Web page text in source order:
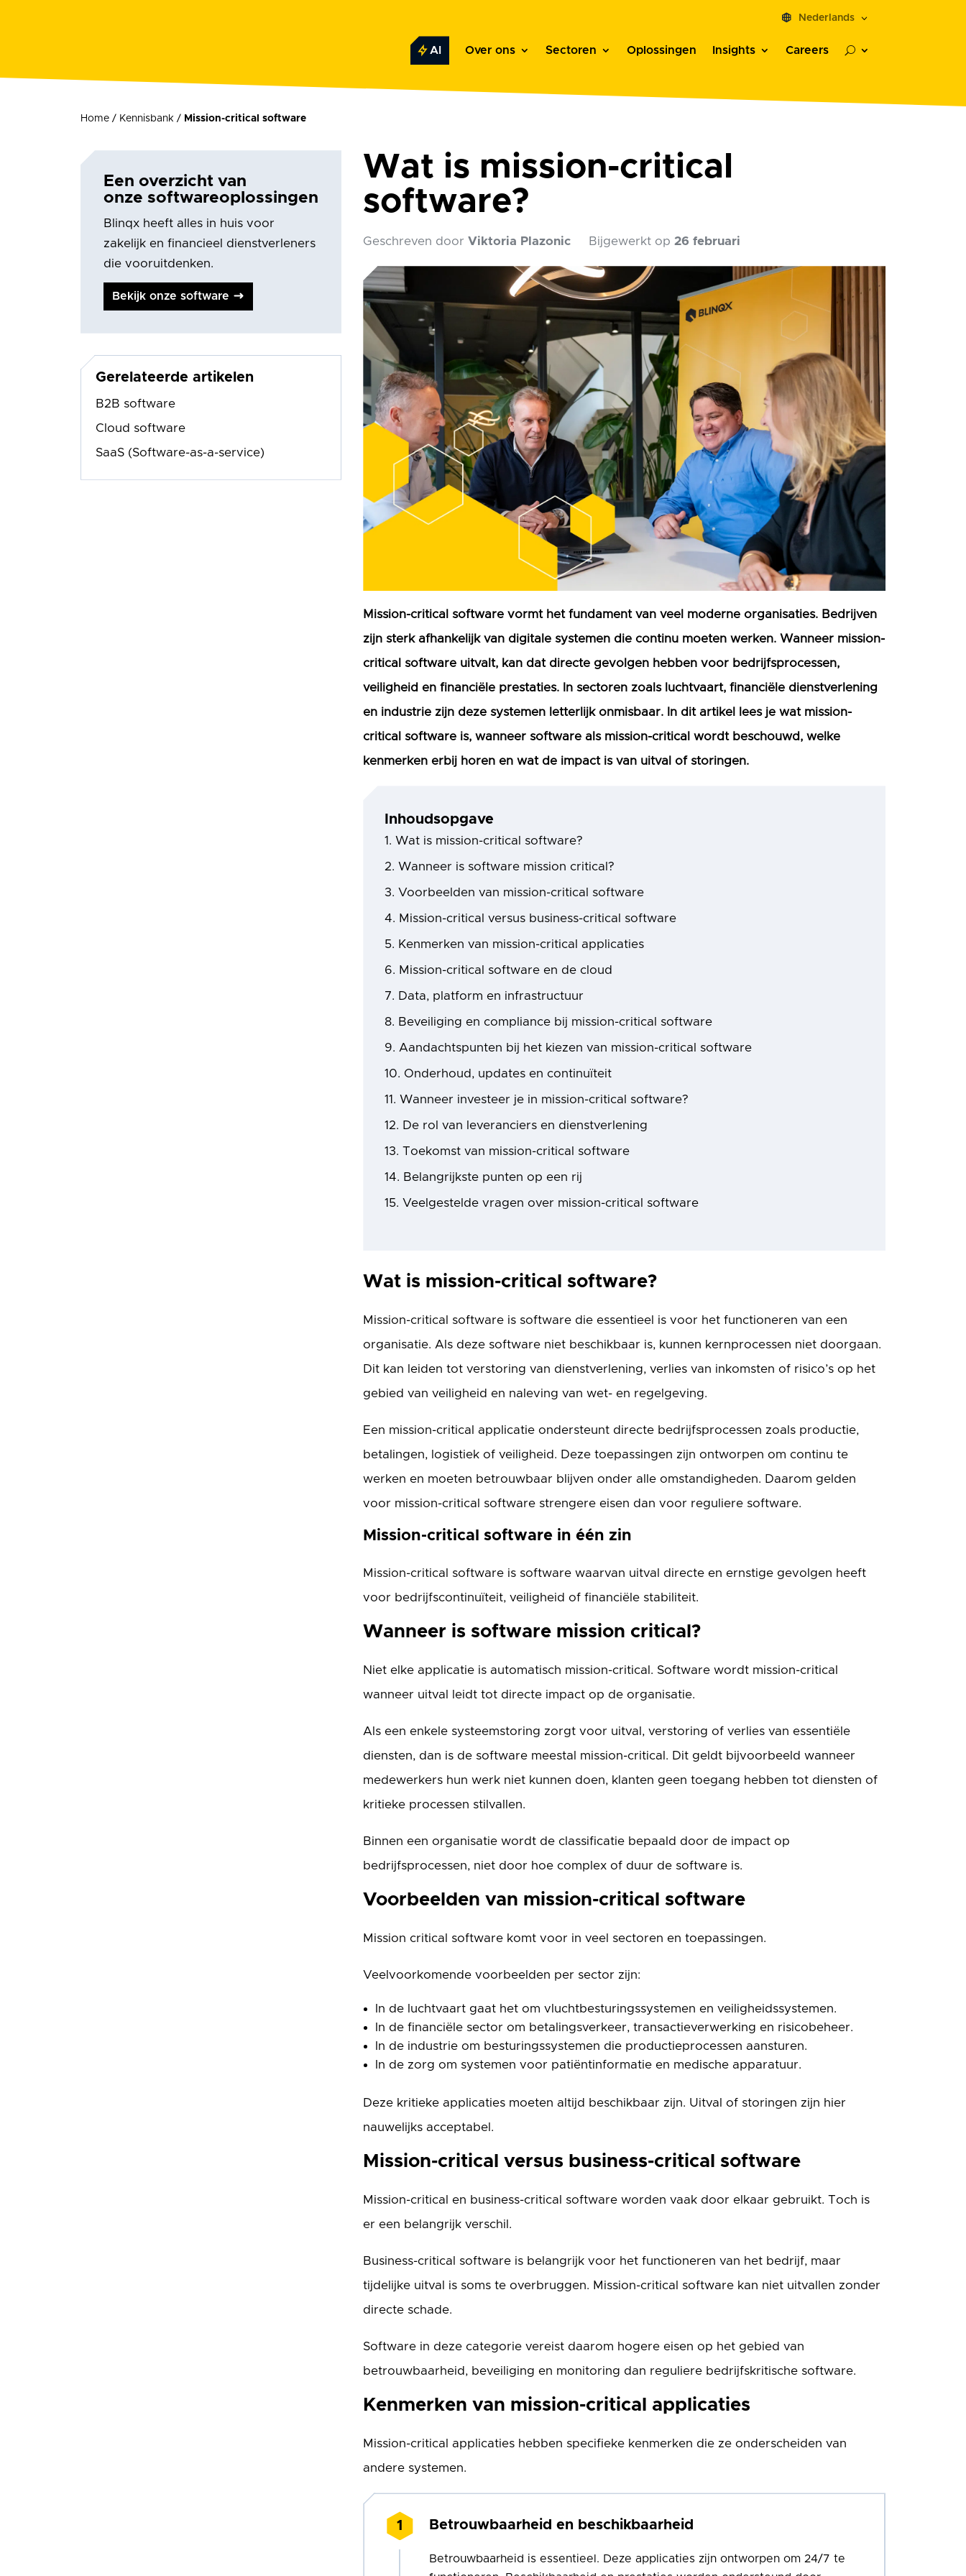
Nederlands
AI Over ons Sectoren Oplossingen Insights Careers U
Home / Kennisbank / Mission-critical software
Een overzicht van
onze softwareoplossingen
Blinqx heeft alles in huis voor
zakelijk en financieel dienstverleners
die vooruitdenken.
Bekijk onze software
Gerelateerde artikelen
B2B software
Cloud software
SaaS (Software-as-a-service)
Wat is mission-critical
software?
Geschreven doorViktoria Plazonic Bijgewerkt op 26 februari
Mission-critical software vormt het fundament van veel moderne organisaties. Bedrijven
zijn sterk afhankelijk van digitale systemen die continu moeten werken. Wanneer mission-
critical software uitvalt, kan dat directe gevolgen hebben voor bedrijfsprocessen,
veiligheid en financiële prestaties. In sectoren zoals luchtvaart, financiële dienstverlening
en industrie zijn deze systemen letterlijk onmisbaar. In dit artikel lees je wat mission-
critical software is, wanneer software als mission-critical wordt beschouwd, welke
kenmerken erbij horen en wat de impact is van uitval of storingen.
Inhoudsopgave
Wat is mission-critical software?
Wanneer is software mission critical?
Voorbeelden van mission-critical software
Mission-critical versus business-critical software
Kenmerken van mission-critical applicaties
Mission-critical software en de cloud
Data, platform en infrastructuur
Beveiliging en compliance bij mission-critical software
Aandachtspunten bij het kiezen van mission-critical software
Onderhoud, updates en continuïteit
Wanneer investeer je in mission-critical software?
De rol van leveranciers en dienstverlening
Toekomst van mission-critical software
Belangrijkste punten op een rij
Veelgestelde vragen over mission-critical software
Wat is mission-critical software?
Mission-critical software is software die essentieel is voor het functioneren van een
organisatie. Als deze software niet beschikbaar is, kunnen kernprocessen niet doorgaan.
Dit kan leiden tot verstoring van dienstverlening, verlies van inkomsten of risico’s op het
gebied van veiligheid en naleving van wet- en regelgeving.
Een mission-critical applicatie ondersteunt directe bedrijfsprocessen zoals productie,
betalingen, logistiek of veiligheid. Deze toepassingen zijn ontworpen om continu te
werken en moeten betrouwbaar blijven onder alle omstandigheden. Daarom gelden
voor mission-critical software strengere eisen dan voor reguliere software.
Mission-critical software in één zin
Mission-critical software is software waarvan uitval directe en ernstige gevolgen heeft
voor bedrijfscontinuïteit, veiligheid of financiële stabiliteit.
Wanneer is software mission critical?
Niet elke applicatie is automatisch mission-critical. Software wordt mission-critical
wanneer uitval leidt tot directe impact op de organisatie.
Als een enkele systeemstoring zorgt voor uitval, verstoring of verlies van essentiële
diensten, dan is de software meestal mission-critical. Dit geldt bijvoorbeeld wanneer
medewerkers hun werk niet kunnen doen, klanten geen toegang hebben tot diensten of
kritieke processen stilvallen.
Binnen een organisatie wordt de classificatie bepaald door de impact op
bedrijfsprocessen, niet door hoe complex of duur de software is.
Voorbeelden van mission-critical software
Mission critical software komt voor in veel sectoren en toepassingen.
Veelvoorkomende voorbeelden per sector zijn:
In de luchtvaart gaat het om vluchtbesturingssystemen en veiligheidssystemen.
In de financiële sector om betalingsverkeer, transactieverwerking en risicobeheer.
In de industrie om besturingssystemen die productieprocessen aansturen.
In de zorg om systemen voor patiëntinformatie en medische apparatuur.
Deze kritieke applicaties moeten altijd beschikbaar zijn. Uitval of storingen zijn hier
nauwelijks acceptabel.
Mission-critical versus business-critical software
Mission-critical en business-critical software worden vaak door elkaar gebruikt. Toch is
er een belangrijk verschil.
Business-critical software is belangrijk voor het functioneren van het bedrijf, maar
tijdelijke uitval is soms te overbruggen. Mission-critical software kan niet uitvallen zonder
directe schade.
Software in deze categorie vereist daarom hogere eisen op het gebied van
betrouwbaarheid, beveiliging en monitoring dan reguliere bedrijfskritische software.
Kenmerken van mission-critical applicaties
Mission-critical applicaties hebben specifieke kenmerken die ze onderscheiden van
andere systemen.
Betrouwbaarheid en beschikbaarheid
Betrouwbaarheid is essentieel. Deze applicaties zijn ontworpen om 24/7 te